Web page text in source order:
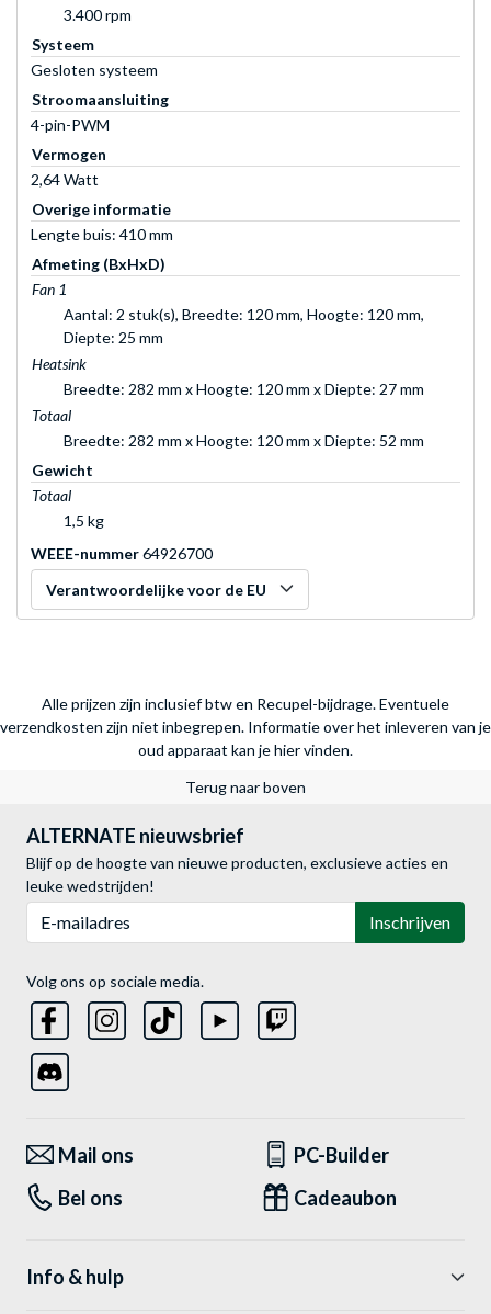
3.400 rpm
Systeem
Gesloten systeem
Stroomaansluiting
4-pin-PWM
Vermogen
2,64 Watt
Overige informatie
Lengte buis: 410 mm
Afmeting (BxHxD)
Fan 1
Aantal: 2 stuk(s), Breedte: 120 mm, Hoogte: 120 mm,
Diepte: 25 mm
Heatsink
Breedte: 282 mm x Hoogte: 120 mm x Diepte: 27 mm
Totaal
Breedte: 282 mm x Hoogte: 120 mm x Diepte: 52 mm
Gewicht
Totaal
1,5 kg
WEEE-nummer64926700
Verantwoordelijke voor de EU
Alle prijzen zijn inclusief btw en Recupel-bijdrage. Eventuele
verzendkosten zijn niet inbegrepen. Informatie over het inleveren van je
oud apparaat kan je hier vinden.
Terug naar boven
ALTERNATE nieuwsbrief
Blijf op de hoogte van nieuwe producten, exclusieve acties en
leuke wedstrijden!
Inschrijven
Volg ons op sociale media.
Mail ons
PC-Builder
Bel ons
Cadeaubon
Info & hulp